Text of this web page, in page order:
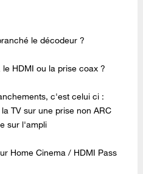
le décodeur ?
HDMI ou la prise coax ?
c'est celui ci :
TV sur une prise non ARC
sur l'ampli
Home Cinema / HDMI Pass